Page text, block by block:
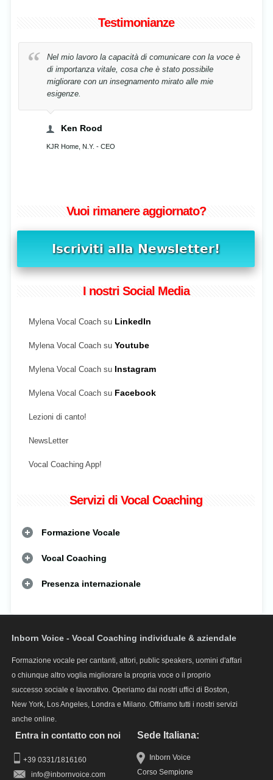
Testimonianze
mio lavoro la capacità di comunicare con la voce è
vitale, cosa che è stato possibile
con un insegnamento mirato alle mie
Home, N.Y. - CEO
La mia
Vuoi rimanere aggiornato?
I nostri Social Media
Mylena Vocal Coach su LinkedIn
Mylena Vocal Coach su Youtube
Mylena Vocal Coach su Instagram
Mylena Vocal Coach su Facebook
Lezioni di canto!
NewsLetter
Vocal Coaching App!
Servizi di Vocal Coaching
Formazione Vocale
Vocal Coaching
Presenza internazionale
Inborn Voice - Vocal Coaching individuale & aziendale
Formazione vocale per cantanti, attori, public speakers, uomini d'affari
o chiunque altro voglia migliorare la propria voce o il proprio
successo sociale e lavorativo. Operiamo dai nostri uffici di Boston,
New York, Los Angeles, Londra e Milano. Offriamo tutti i nostri servizi
anche online.
Entra in contatto con noi
+39 0331/1816160
info
Sede Italiana:
Inborn Voice
Corso Sempione